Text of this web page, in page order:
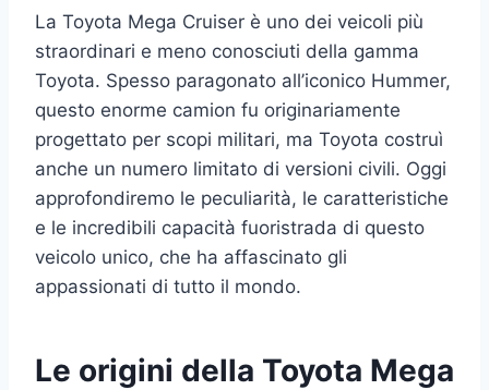
La Toyota Mega Cruiser è uno dei veicoli più
straordinari e meno conosciuti della gamma
Toyota. Spesso paragonato all’iconico Hummer,
questo enorme camion fu originariamente
progettato per scopi militari, ma Toyota costruì
anche un numero limitato di versioni civili. Oggi
approfondiremo le peculiarità, le caratteristiche
e le incredibili capacità fuoristrada di questo
veicolo unico, che ha affascinato gli
appassionati di tutto il mondo.
Le origini della Toyota Mega